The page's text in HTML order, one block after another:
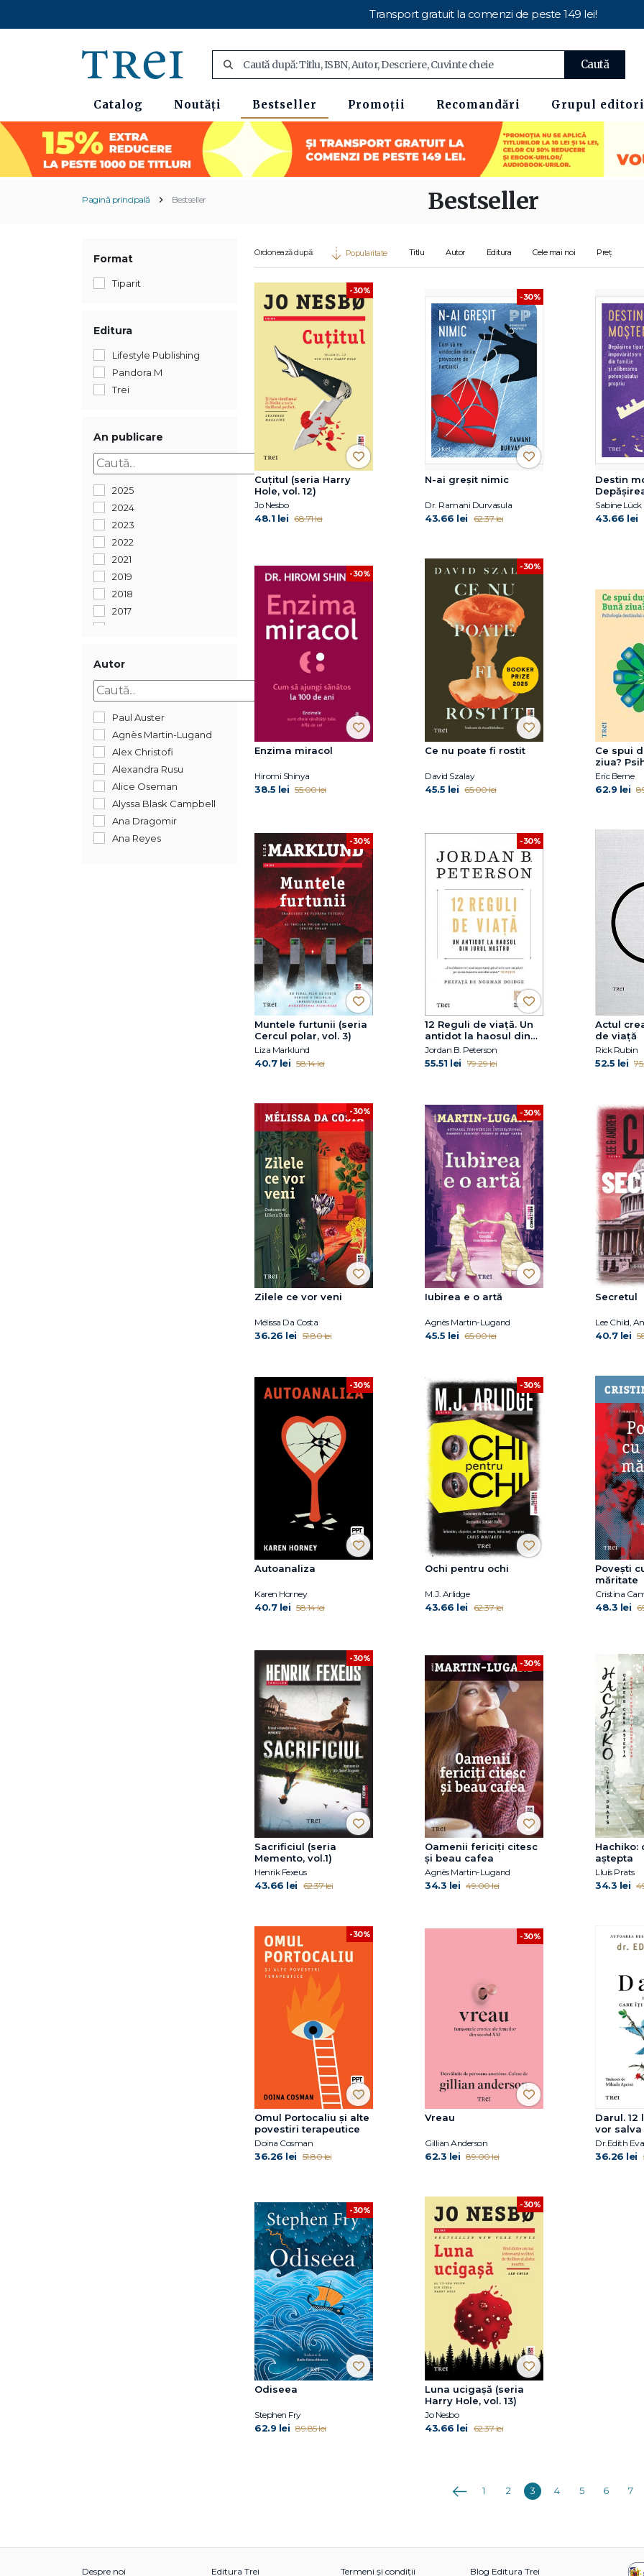
Transport gratuit la comenzi de peste 149 lei!
Caută
Catalog Noutăți Bestseller Promoții Recomandări Grupul
Pagină principală Bestseller Bestseller
Format
Tiparit
Editura
Lifestyle Publishing
Pandora M
Trei
An publicare
2025
2024
2023
2022
2021
2019
2018
2017
2013
2012
2011
2009
2008
2006
Autor
Paul Auster
Agnès Martin-Lugand
Alex Christofi
Alexandra Rusu
Alice Oseman
Alyssa Blask Campbell
Ana Dragomir
Ana Reyes
Jo Nesbø
Ordonează după: Popularitate Titlu Autor Editura Cele mai noi Preț
-30%
Cuțitul (seria Harry
Hole, vol. 12)
Jo Nesbo
48.1 lei 68.71 lei
-30%
N-ai greșit nimic
Dr. Ramani Durvasula
43.66 lei 62.37 lei
Destin
familie și
Sabine Lück
43.66 lei
-30%
Enzima miracol
Hiromi Shinya
38.5 lei 55.00 lei
-30%
Ce nu poate fi rostit
David Szalay
45.5 lei 65.00 lei
Ce spui
ziua?
Eric Berne
62.9 lei
-30%
Muntele furtunii (seria
Cercul polar, vol. 3)
Liza Marklund
40.7 lei 58.14 lei
-30%
12 Reguli de viață. Un
antidot la haosul din
jurul nostru
Jordan B. Peterson
55.51 lei 79.29 lei
Actul
de viață
Rick Rubin
52.5 lei
-30%
Zilele ce vor veni
Mélissa Da Costa
36.26 lei 51.80 lei
-30%
Iubirea e o artă
Agnès Martin-Lugand
45.5 lei 65.00 lei
Secretul
Lee Child,
40.7 lei
-30%
Autoanaliza
Karen Horney
40.7 lei 58.14 lei
-30%
Ochi pentru ochi
M.J. Arlidge
43.66 lei 62.37 lei
Povești
măritate
Cristina
48.3 lei
-30%
Sacrificiul (seria
Memento, vol.1)
Henrik Fexeus
43.66 lei 62.37 lei
-30%
Oamenii fericiţi citesc
şi beau cafea
Agnès Martin-Lugand
34.3 lei 49.00 lei
Hachiko:
aştepta
Lluís Prats
34.3 lei
-30%
Omul Portocaliu și alte
povestiri terapeutice
Doina Cosman
36.26 lei 51.80 lei
-30%
Vreau
Gillian Anderson
62.3 lei 89.00 lei
Darul.
vor
Dr.Edith
36.26 lei
-30%
Odiseea
Stephen Fry
62.9 lei 89.85 lei
-30%
Luna ucigașă (seria
Harry Hole, vol. 13)
Jo Nesbo
43.66 lei 62.37 lei
Anterioara
1 2 3 4 5 6 7
Despre noi Editura Trei Termeni și condiții Blog Editura Trei